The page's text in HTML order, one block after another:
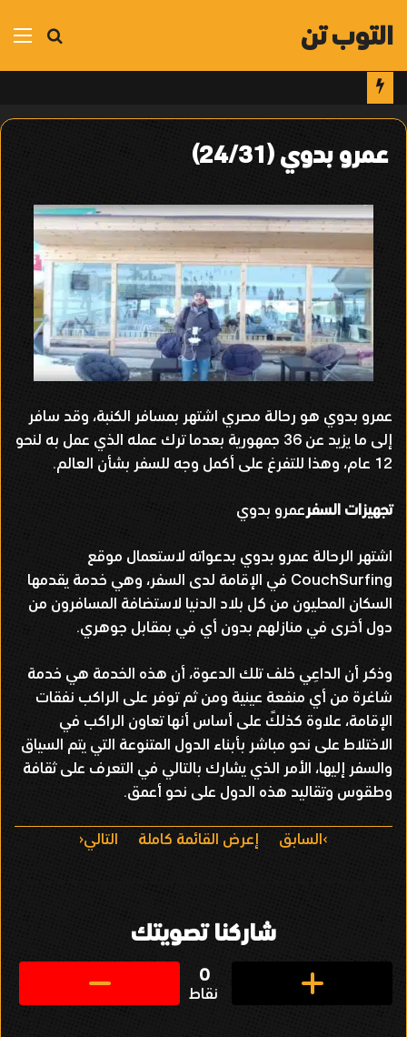
بحث
التوب تن
عمرو بدوي (24/31)
عمرو بدوي هو رحالة مصري اشتهر بمسافر الكنبة، وقد سافر
إلى ما يزيد عن 36 جمهورية بعدما ترك عمله الذي عمل به لنحو
12 عام، وهذا للتفرغ على أكمل وجه للسفر بشأن العالم.
تجهيزات السفرعمرو بدوي
اشتهر الرحالة عمرو بدوي بدعواته لاستعمال موقع
CouchSurfing في الإقامة لدى السفر، وهي خدمة يقدمها
السكان المحليون من كل بلاد الدنيا لاستضافة المسافرون من
دول أخرى في منازلهم بدون أي في بمقابل جوهري.
وذكر أن الداعِي خلف تلك الدعوة، أن هذه الخدمة هي خدمة
شاغرة من أي منفعة عينية ومن ثم توفر على الراكب نفقات
الإقامة، علاوة كذلكً على أساس أنها تعاون الراكب في
الاختلاط على نحو مباشر بأبناء الدول المتنوعة التي يتم السياق
والسفر إليها، الأمر الذي يشارك بالتالي في التعرف على ثقافة
وطقوس وتقاليد هذه الدول على نحو أعمق.
السابق إعرض القائمة كاملة التالي
شاركنا تصويتك
0
نقاط